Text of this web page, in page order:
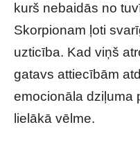
kurš nebaidās no
Skorpionam ļoti
uzticība. Kad viņš
gatavs attiecībām
emocionāla dziļuma
lielākā vēlme.